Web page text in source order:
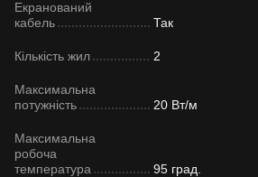
Екранований
кабель
Так
Кількість жил 2
Максимальна
потужність
20 Вт/м
Максимальна
робоча
температура
95 град.